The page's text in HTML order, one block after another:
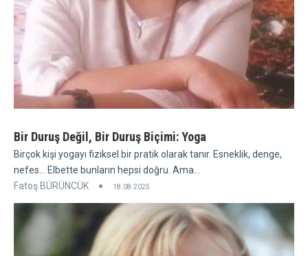
Bir Duruş Değil, Bir Duruş Biçimi: Yoga
Birçok kişi yogayı fiziksel bir pratik olarak tanır. Esneklik, denge,
nefes... Elbette bunların hepsi doğru. Ama...
Fatoş BÜRÜNCÜK
18.08.2025